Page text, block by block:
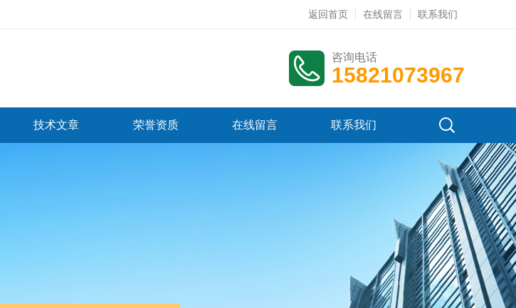
返回首页 在线留言 联系我们
咨询电话
15821073967
技术文章 荣誉资质 在线留言 联系我们